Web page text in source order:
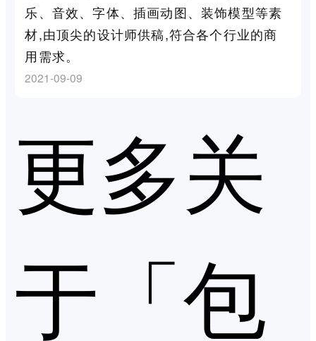
乐、音效、字体、插画动图、装饰模型等素
材,由顶尖的设计师供稿,符合各个行业的商
用需求。
2021-09-09
更多关
于「包